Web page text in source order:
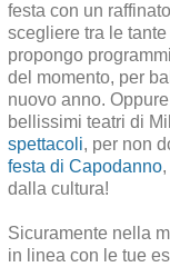
festa con un
scegliere tra le
propongo
del momento, per
nuovo anno.
bellissimi teatri di
spettacoli, per non
festa di Capodanno
dalla cultura!
Sicuramente nella
in linea con le tue